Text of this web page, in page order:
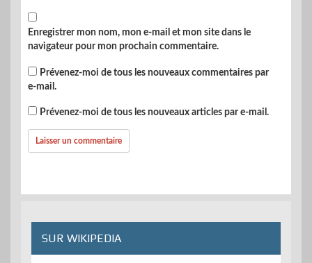
Enregistrer mon nom, mon e-mail et mon site dans le
navigateur pour mon prochain commentaire.
Prévenez-moi de tous les nouveaux commentaires par
e-mail.
Prévenez-moi de tous les nouveaux articles par e-mail.
SUR WIKIPEDIA